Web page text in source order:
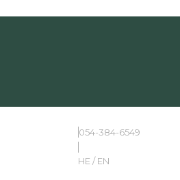
054-384-6549
HE / EN